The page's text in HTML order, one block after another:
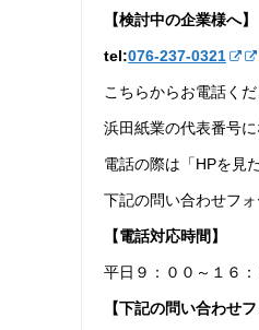
【検討中の企業様へ】
tel:076-237‐0321
こちらからお電話くだ
浜田紙業の代表番号に
電話の際は「HPを見
下記の問い合わせフォ
【電話対応時間】
平日９：００～１６：
【下記の問い合わせフ